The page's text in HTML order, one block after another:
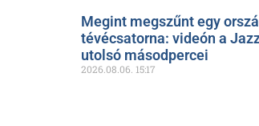
Megint megszűnt egy
tévécsatorna: videón a
utolsó másodpercei
2026.08.06. 15:17